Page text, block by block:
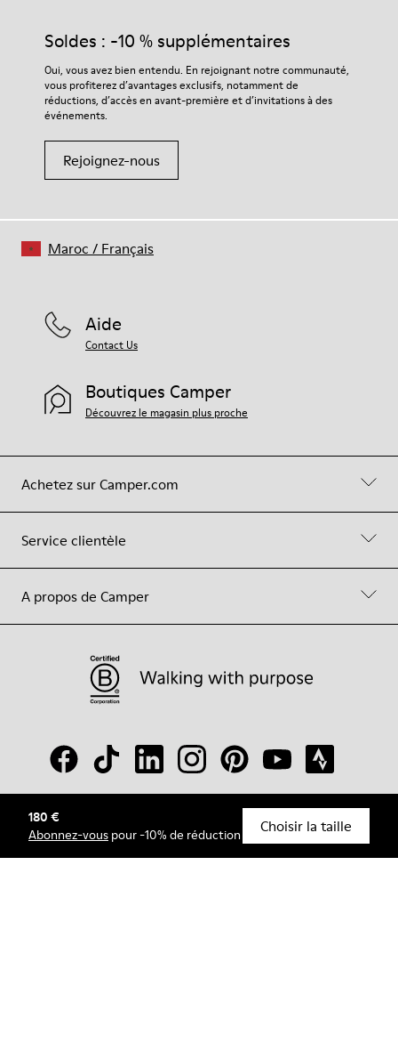
180 €
Abonnez-vous pour -10% de réduction Choisir la taille
durabilité accrue de vos chaussures.
Pour obtenir des instructions détaillées sur l’entretien de
votre paire de chaussures, consultez notreguide d’entretien
Soldes : -10 % supplémentaires
Oui, vous avez bien entendu. En rejoignant notre communauté,
vous profiterez d’avantages exclusifs, notamment de
réductions, d’accès en avant-première et d’invitations à des
événements.
Rejoignez-nous
Achetez sur Camper.com
Service clientèle
A propos de Camper
Aide
Contact Us
Boutiques Camper
Découvrez le magasin plus proche
© Camper, 2026
Maroc / Français